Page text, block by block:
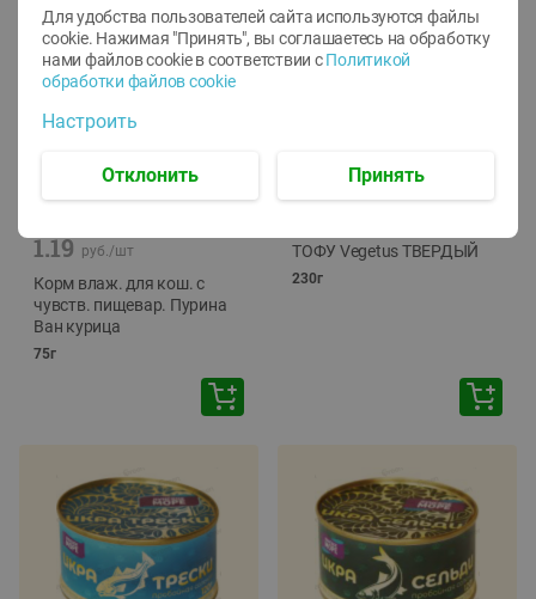
1.19 руб./шт
Корм влаж. для кош. с
чувств. пищевар. Пурина
Ван курица
75г
ТОФУ Vegetus ТВЕРДЫЙ
230г
Для удобства пользователей сайта используются файлы
cookie. Нажимая "Принять", вы соглашаетесь на обработку
нами файлов cookie в соответствии с Политикой
обработки файлов cookie
Настроить
Отклонить Принять